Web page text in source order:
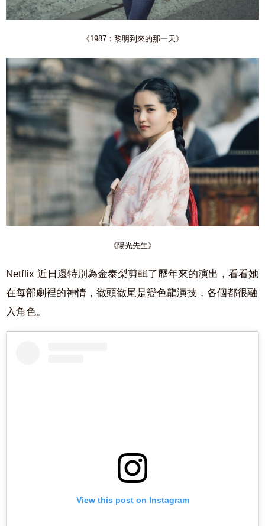
《1987：黎明到來的那一天》
《陽光先生》
Netflix 近日還特別為金泰梨剪輯了歷年來的演出，看看她
在每部劇裡的神情，徹頭徹尾是變色龍演技，各個都很融
入角色。
View this post on Instagram